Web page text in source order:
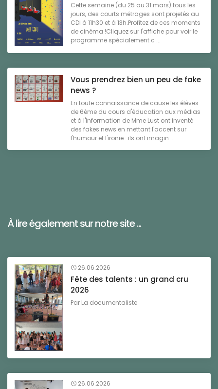
Cette semaine (du 25 au 31 mars) tous les
jours, des courts métrages sont projetés au
CDI à 11h30 et à 13h.Profitez de ces moments
de cinéma !Cliquez sur l'affiche pour voir le
programme spécialement c ...
Vous prendrez bien un peu de fake
news ?
En toute connaissance de cause les élèves
de 6ème du cours d'éducation aux médias
et à l'information de Mme Lust ont inventé
des fakes news en mettant l'accent sur
l'humour et l'ironie : ils ont imagin ...
À lire également sur notre site ...
26.06.2026
Fête des talents : un grand cru
2026
Par La documentaliste
26.06.2026